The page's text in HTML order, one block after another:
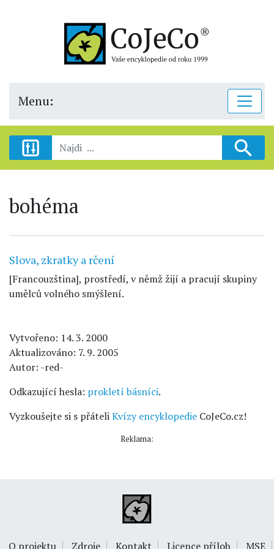
Menu:
bohéma
Slova, zkratky a rčení
[Francouzština], prostředí, v němž žijí a pracují skupiny
umělců volného smýšlení.
Vytvořeno: 14. 3. 2000
Aktualizováno: 7. 9. 2005
Autor: -red-
Odkazující hesla: prokletí básníci.
Vyzkoušejte si s přáteliKvízy encyklopedie CoJeCo.cz!
Reklama:
O projektu Zdroje Kontakt Licence příloh MSE